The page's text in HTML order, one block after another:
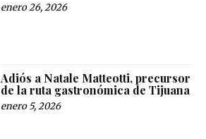
enero 26, 2026
Adiós a Natale Matteotti, precursor
de la ruta gastronómica de Tijuana
enero 5, 2026